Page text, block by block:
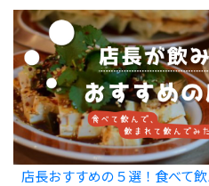
店長おすすめの５選！食べて